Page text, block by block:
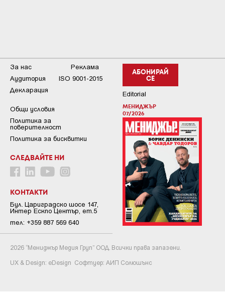
АБОНИРАЙ
СЕ
Editorial
МЕНИДЖЪР
07/2026
За нас
Реклама
Аудитория
ISO 9001-2015
Декларация
Общи условия
Пoлитикa зa
пoвepитeлнocт
Политика за бисквитки
СЛЕДВАЙТЕ НИ
КОНТАКТИ
Бул. Цариградско шосе 147,
Интер Ескпо Център, ет.5
тел: +359 887 569 640
2026 “Мениджър Медия Груп” ООД. Всички права запазени.
UX & Design: eDesign Софтуер: АИП Солюшънс